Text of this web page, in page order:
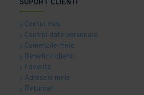
SUPORT CLIENTI
Contul meu
Control date personale
Comenzile mele
Beneficii clienti
Favorite
Adresele mele
Returnari